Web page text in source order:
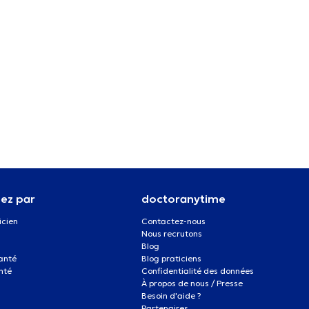
par doctoranytime
Contactez-nous
Nous recrutons
Blog
Blog praticiens
Confidentialité des données
À propos de nous / Presse
Besoin d'aide ?